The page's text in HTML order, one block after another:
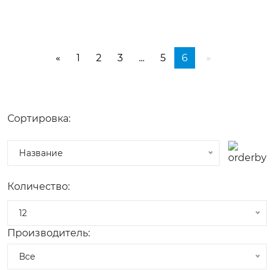
Сортировка:
Название
Количество:
12
Производитель:
Все
« 1 2 3 ... 5 6 »